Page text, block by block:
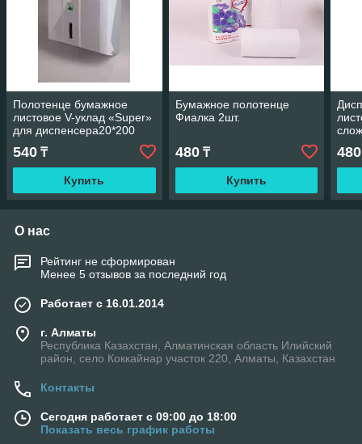
Полотенце бумажное
листовое V-уклад «Super»
для диспенсера20*200
540 ₸
Купить
Бумажное полотенце
Фиалка 2шт.
480₸
Купить
480
О нас
Рейтинг не сформирован
Менее 5 отзывов за последний год
Работает с 16.01.2014
г. Алматы
Республика Казахстан, Алматинская область Илийский
район, село Коккайнар участок 220, Алматы, Казахстан
Контакты
Сегодня работает с 09:00 до 18:00
Показать весь график работы